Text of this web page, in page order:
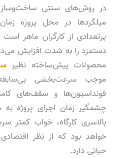
در روش‌های سنتی
میلگردها در محل پروژه
پرتعدادی از کارگران ماهر
دستمزد را به شدت افزایش
محصولات پیش‌ساخته نظیر
موجب سرعت‌بخشی
فونداسیون‌ها و سقف‌های
چشمگیر زمان اجرای پروژه
بالاسری کارگاه، خواب کمتر
خواهد بود که از نظر اقتصادی
حیاتی دارد.